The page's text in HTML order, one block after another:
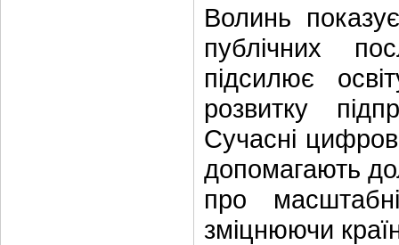
Волинь
публічних
підсилює
розвитку
Сучасні
допомагають
про
зміцнюючи